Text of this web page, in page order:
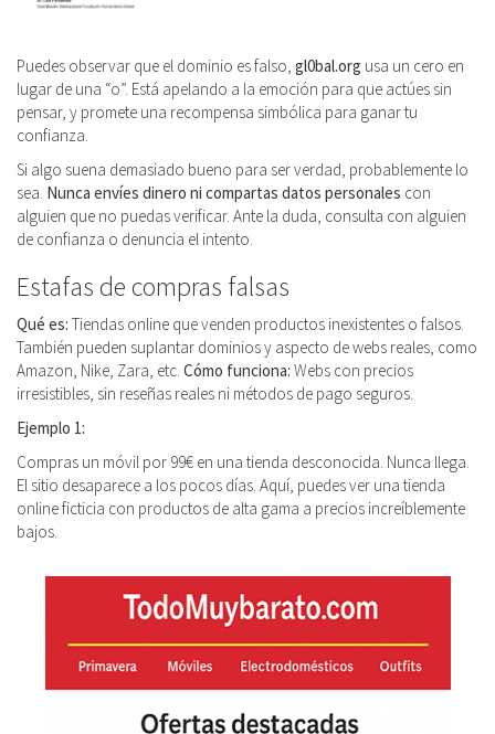
Puedes observar que el dominio es falso, gl0bal.org usa un cero en
lugar de una “o”. Está apelando a la emoción para que actúes sin
pensar, y promete una recompensa simbólica para ganar tu
confianza.
Si algo suena demasiado bueno para ser verdad, probablemente lo
sea. Nunca envíes dinero ni compartas datos personales con
alguien que no puedas verificar. Ante la duda, consulta con alguien
de confianza o denuncia el intento.
Estafas de compras falsas
Qué es: Tiendas online que venden productos inexistentes o falsos.
También pueden suplantar dominios y aspecto de webs reales, como
Amazon, Nike, Zara, etc. Cómo funciona: Webs con precios
irresistibles, sin reseñas reales ni métodos de pago seguros.
Ejemplo 1:
Compras un móvil por 99€ en una tienda desconocida. Nunca llega.
El sitio desaparece a los pocos días. Aquí, puedes ver una tienda
online ficticia con productos de alta gama a precios increíblemente
bajos.